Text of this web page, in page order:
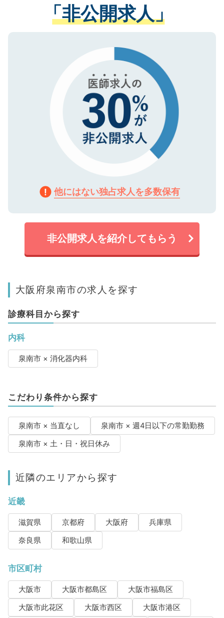
管理基準を満たした事業者のみに付与され
る、プライバシーマークを取得済みです。
ご登録いただいた個人情報は、SSL（デー
で、機密保持に関してもご安心ください。
させていただきます。すぐにご転職をされ
ない方には、長期的なサポートが可能です
ので、まずはご登録ください。
「非公開求人」
他にはない独占求人を多数保有
非公開求人を紹介してもらう
大阪府泉南市の求人を探す
診療科目から探す
内科
泉南市 × 消化器内科
こだわり条件から探す
泉南市 × 当直なし
泉南市 × 週4日以下の常勤勤務
泉南市 × 土・日・祝日休み
近隣のエリアから探す
近畿
滋賀県 京都府 大阪府
兵庫県
奈良県
和歌山県
市区町村
大阪市 大阪市都島区
大阪市福島区
大阪市此花区
大阪市西区
大阪市港区